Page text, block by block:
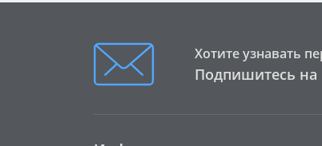
Хотите узнавать
Подпишитесь